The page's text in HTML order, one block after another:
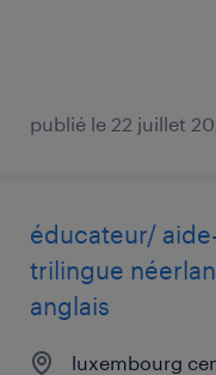
publié le 22 juillet
éducateur/
trilingue
anglais
luxembourg